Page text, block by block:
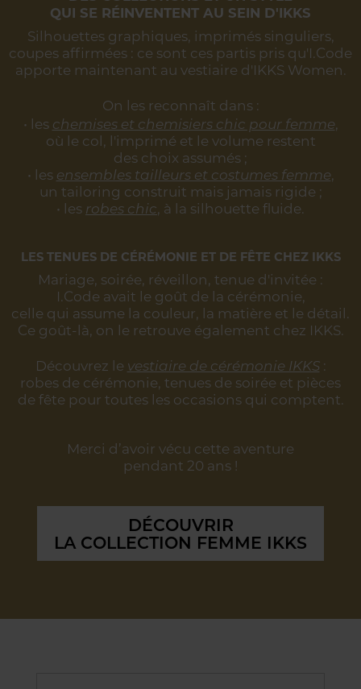
QUI SE RÉINVENTENT AU SEIN D'IKKS
Silhouettes graphiques, imprimés singuliers,
coupes affirmées : ce sont ces partis pris qu'I.Code
apporte maintenant au vestiaire d'IKKS Women.
On les reconnaît dans :
• les chemises et chemisiers chic pour femme,
où le col, l'imprimé et le volume restent
des choix assumés ;
• les ensembles tailleurs et costumes femme,
un tailoring construit mais jamais rigide ;
• les robes chic, à la silhouette fluide.
LES TENUES DE CÉRÉMONIE ET DE FÊTE CHEZ IKKS
Mariage, soirée, réveillon, tenue d'invitée :
I.Code avait le goût de la cérémonie,
celle qui assume la couleur, la matière et le détail.
Ce goût-là, on le retrouve également chez IKKS.
Découvrez le vestiaire de cérémonie IKKS:
robes de cérémonie, tenues de soirée et pièces
de fête pour toutes les occasions qui comptent.
Merci d’avoir vécu cette aventure
pendant 20 ans !
DÉCOUVRIR
LA COLLECTION FEMME IKKS